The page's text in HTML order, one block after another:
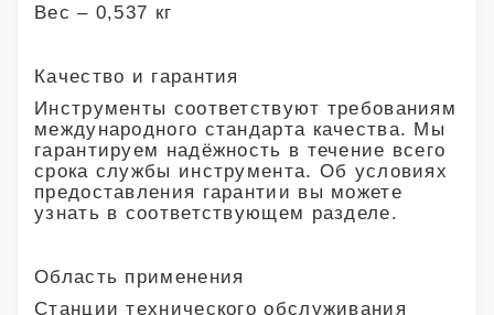
Вес – 0,537 кг
Качество и гарантия
Инструменты соответствуют требованиям
международного стандарта качества. Мы
гарантируем надёжность в течение всего
срока службы инструмента. Об условиях
предоставления гарантии вы можете
узнать в соответствующем разделе.
Область применения
Станции технического обслуживания